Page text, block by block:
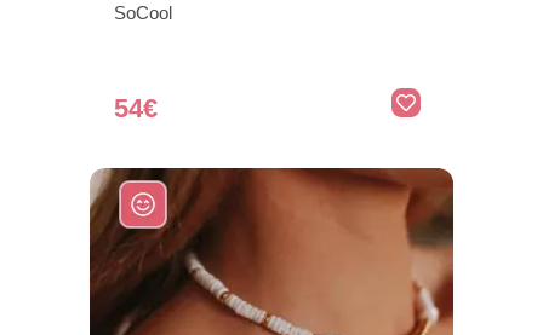
SoCool
54€